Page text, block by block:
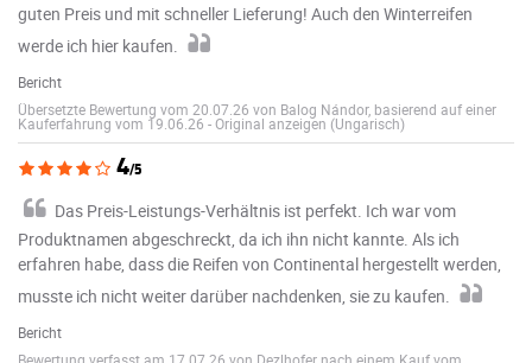
guten Preis und mit schneller Lieferung! Auch den Winterreifen
werde ich hier kaufen.
Bericht
Übersetzte Bewertung vom 20.07.26 von Balog Nándor, basierend auf einer
Kauferfahrung vom 19.06.26 -Original anzeigen (Ungarisch)
4/5
Das Preis-Leistungs-Verhältnis ist perfekt. Ich war vom
Produktnamen abgeschreckt, da ich ihn nicht kannte. Als ich
erfahren habe, dass die Reifen von Continental hergestellt werden,
musste ich nicht weiter darüber nachdenken, sie zu kaufen.
Bericht
Bewertung verfasst am 17.07.26 von Dezlhofer nach einem Kauf vom